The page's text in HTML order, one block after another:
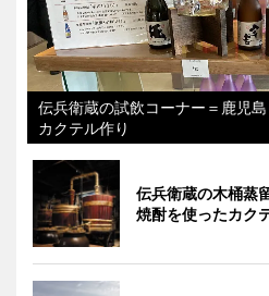
伝兵衛蔵の試飲コーナー＝鹿児
カクテル作り
伝兵衛蔵の木桶蒸
焼酎を使ったカク